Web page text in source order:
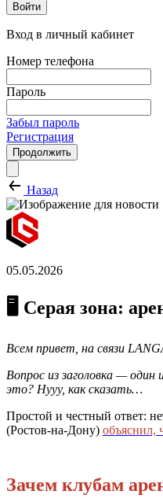
Войти
Вход в личный кабинет
Номер телефона
Пароль
Забыл пароль
Регистрация
Продолжить
Назад
05.05.2026
🖥️ Серая зона:
Всем привет, на связи
Вопрос из заголовка —
это? Нууу, как сказать…
Простой и честный ответ:
(Ростов-на-Дону) объяснил,
Зачем клубам